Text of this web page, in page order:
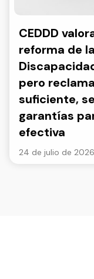
CEDDD
reforma de
pero
suficiente,
garantías
efectiva
24 de julio de 2026